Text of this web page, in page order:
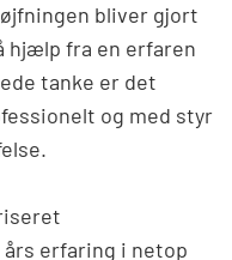
bliver gjort
hjælp fra en erfaren
tanke er det
og med styr
erfaring i netop